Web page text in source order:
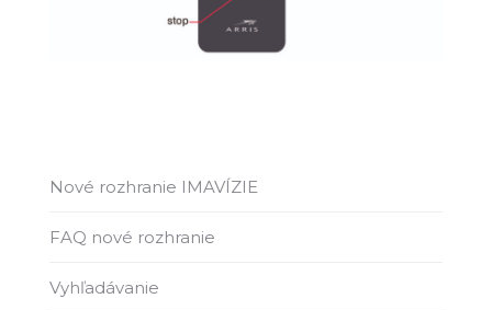
Nové rozhranie IMAVÍZIE
FAQ nové rozhranie
Vyhľadávanie